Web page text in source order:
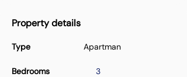
Property details
Type
Bedrooms
Apartman
3